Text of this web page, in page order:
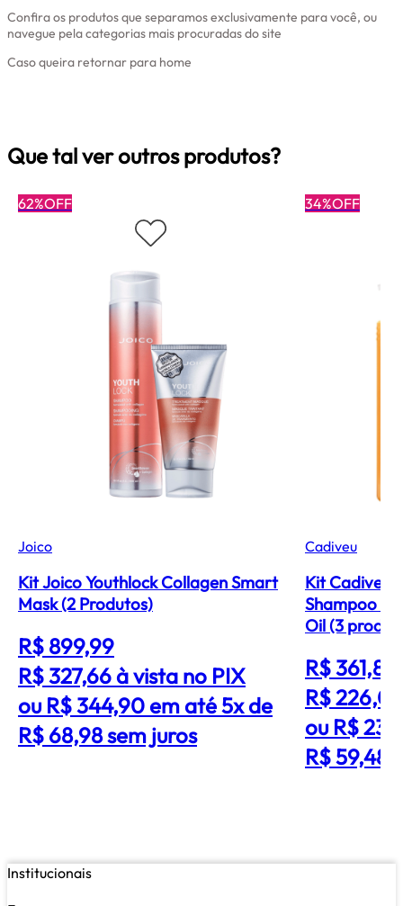
Confira os produtos que separamos exclusivamente para você, ou
navegue pela categorias mais procuradas do site
Caso queira retornar para home
Que tal ver outros produtos?
62%OFF
Joico
Kit Joico Youthlock Collagen Smart
Mask (2 Produtos)
R$ 899,99
R$ 327,66à vista no PIX
ou R$ 344,90 em até 5x de
R$ 68,98 sem juros
34%OFF
Cadiveu
Kit Cadiveu
Shampoo G
Oil (3
R$ 361,89
R$ 226,01
ou R$
R$ 59,48
Institucionais